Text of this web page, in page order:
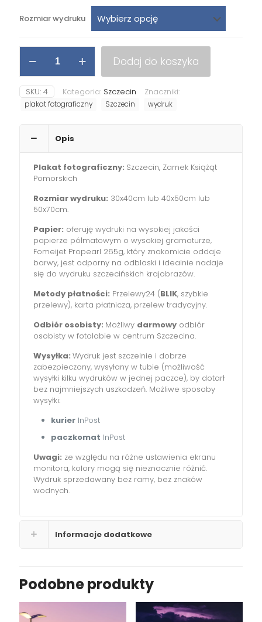
Rozmiar wydruku
Wydruk
"Zamek
Książąt
Pomorskich
Dodaj do koszyka
SKU: 4 Kategoria: Szczecin Znaczniki:
plakat fotograficzny Szczecin wydruk
Opis
Plakat fotograficzny: Szczecin, Zamek Książąt
Pomorskich
Rozmiar wydruku: 30x40cm lub 40x50cm lub
50x70cm.
Papier: oferuję wydruki na wysokiej jakości
papierze półmatowym o wysokiej gramaturze,
Fomeijet Propearl 265g, który znakomicie oddaje
barwy, jest odporny na odblaski i idealnie nadaje
się do wydruku szczecińskich krajobrazów.
Metody płatności: Przelewy24 (BLIK, szybkie
przelewy), karta płatnicza, przelew tradycyjny.
Odbiór osobisty: Możliwy darmowy odbiór
osobisty w fotolabie w centrum Szczecina.
Wysyłka:Wydruk jest szczelnie i dobrze
zabezpieczony, wysyłany w tubie (możliwość
wysyłki kilku wydruków w jednej paczce), by dotarł
bez najmniejszych uszkodzeń. Możliwe sposoby
wysyłki:
kurier InPost
paczkomat InPost
Uwagi: ze względu na różne ustawienia ekranu
monitora, kolory mogą się nieznacznie różnić.
Wydruk sprzedawany bez ramy, bez znaków
wodnych.
Informacje dodatkowe
Podobne produkty